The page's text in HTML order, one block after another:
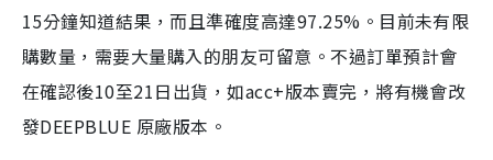
15分鐘知道結果，而且準確度高達97.25%。目前未有限
購數量，需要大量購入的朋友可留意。不過訂單預計會
在確認後10至21日出貨，如acc+版本賣完，將有機會改
發DEEPBLUE 原廠版本。